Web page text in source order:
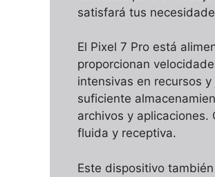
satisfará tus
El Pixel 7 Pro está
proporcionan
intensivas en recursos
suficiente
archivos y
fluida y receptiva.
Este dispositivo